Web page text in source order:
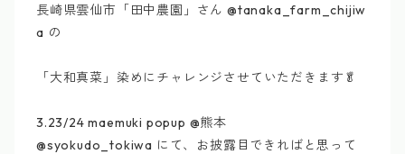
長崎県雲仙市「田中農園」さん @tanaka_farm_chijiw
a の
「大和真菜」染めにチャレンジさせていただきます🥬
3.23/24 maemuki popup @熊本
@syokudo_tokiwa にて、お披露目できればと思って